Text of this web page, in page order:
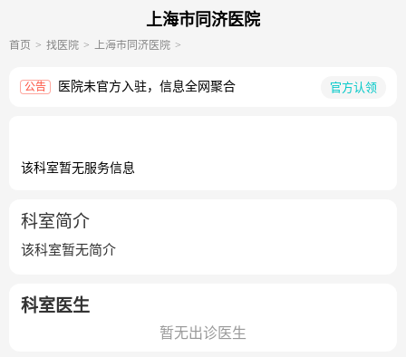
上海市同济医院
首页 找医院 上海市同济医院
公告 医院未官方入驻，信息全网聚合 官方认领
该科室暂无服务信息
科室简介
该科室暂无简介
科室医生
暂无出诊医生